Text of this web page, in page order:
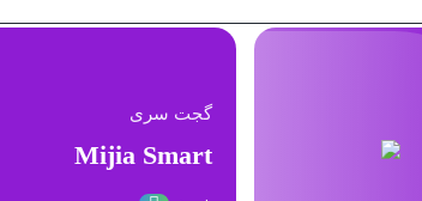
گجت سری
Mijia Smart